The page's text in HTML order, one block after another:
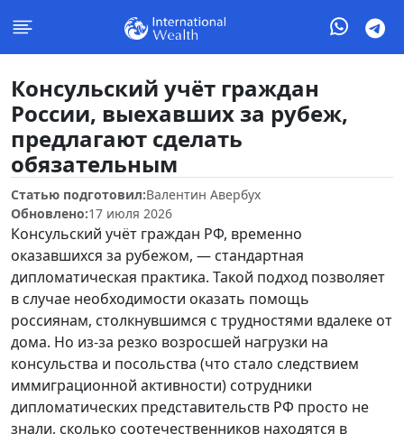
Консульский учёт граждан
России, выехавших за рубеж,
предлагают сделать
обязательным
Статью подготовил:Валентин Авербух
Обновлено:17 июля 2026
Консульский учёт граждан РФ, временно
оказавшихся за рубежом, — стандартная
дипломатическая практика. Такой подход позволяет
в случае необходимости оказать помощь
россиянам, столкнувшимся с трудностями вдалеке от
дома. Но из-за резко возросшей нагрузки на
консульства и посольства (что стало следствием
иммиграционной активности) сотрудники
дипломатических представительств РФ просто не
знали, сколько соотечественников находятся в